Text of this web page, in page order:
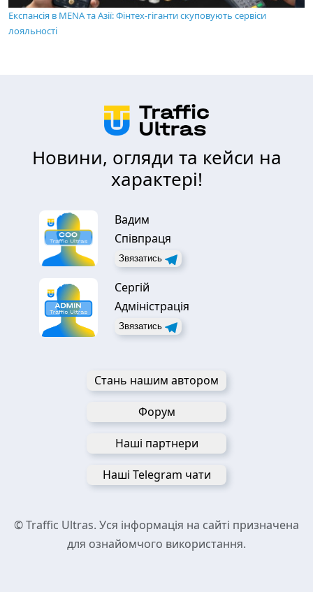
Експансія в MENA та Азії: Фінтех-гіганти скуповують сервіси
лояльності
Новини, огляди та кейси на
характері!
Вадим
Співпраця
Звязатись
Сергій
Адміністрація
Звязатись
Стань нашим автором
Форум
Наші партнери
Наші Telegram чати
© Traffic Ultras. Уся інформація на сайті призначена
для ознайомчого використання.